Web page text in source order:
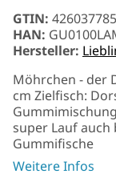
GTIN:
HAN:
Hersteller:
Möhrchen - der
cm Zielfisch:
super Lauf auch
Gummifische
Weitere Infos